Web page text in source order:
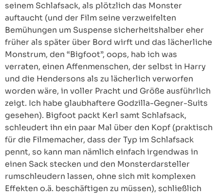
seinem Schlafsack, als plötzlich das Monster
auftaucht (und der Film seine verzweifelten
Bemühungen um Suspense sicherheitshalber eher
früher als später über Bord wirft und das lächerliche
Monstrum, den “Bigfoot”, oops, hab ich was
verraten, einen Affenmenschen, der selbst in Harry
und die Hendersons als zu lächerlich verworfen
worden wäre, in voller Pracht und Größe ausführlich
zeigt. Ich habe glaubhaftere Godzilla-Gegner-Suits
gesehen). Bigfoot packt Kerl samt Schlafsack,
schleudert ihn ein paar Mal über den Kopf (praktisch
für die Filmemacher, dass der Typ im Schlafsack
pennt, so kann man nämlich einfach irgendwas in
einen Sack stecken und den Monsterdarsteller
rumschleudern lassen, ohne sich mit komplexen
Effekten o.ä. beschäftigen zu müssen), schließlich